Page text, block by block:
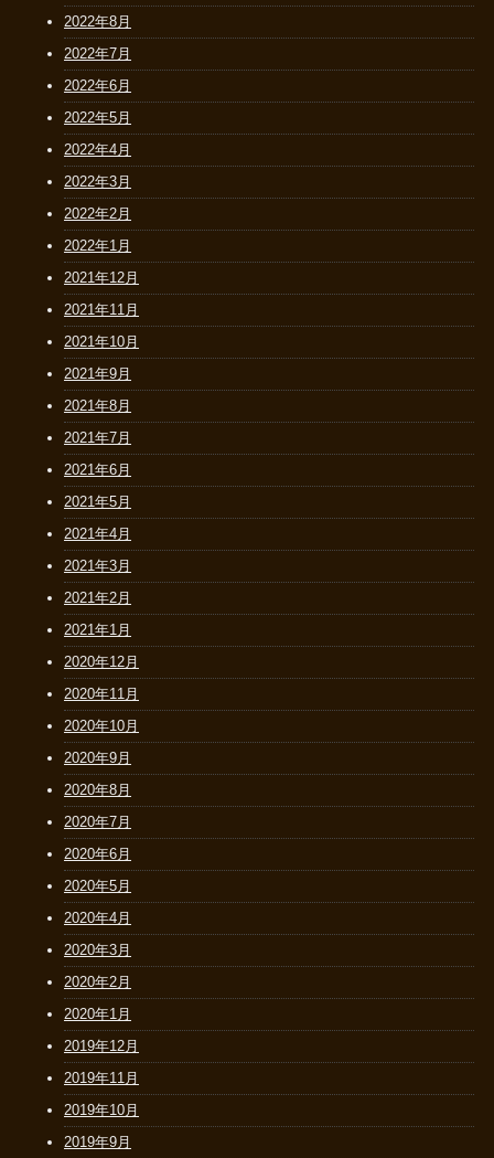
2022年8月
2022年7月
2022年6月
2022年5月
2022年4月
2022年3月
2022年2月
2022年1月
2021年12月
2021年11月
2021年10月
2021年9月
2021年8月
2021年7月
2021年6月
2021年5月
2021年4月
2021年3月
2021年2月
2021年1月
2020年12月
2020年11月
2020年10月
2020年9月
2020年8月
2020年7月
2020年6月
2020年5月
2020年4月
2020年3月
2020年2月
2020年1月
2019年12月
2019年11月
2019年10月
2019年9月